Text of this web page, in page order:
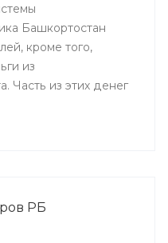
Башкортостан
кроме того,
из
Часть из этих денег
РБ.
РБ